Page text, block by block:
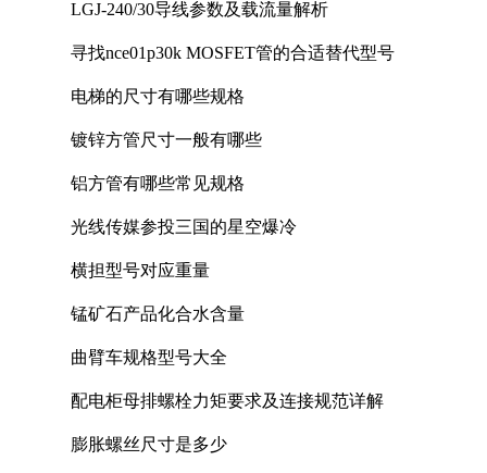
LGJ-240/30导线参数及载流量解析
寻找nce01p30k MOSFET管的合适替代型号
电梯的尺寸有哪些规格
镀锌方管尺寸一般有哪些
铝方管有哪些常见规格
光线传媒参投三国的星空爆冷
横担型号对应重量
锰矿石产品化合水含量
曲臂车规格型号大全
配电柜母排螺栓力矩要求及连接规范详解
膨胀螺丝尺寸是多少